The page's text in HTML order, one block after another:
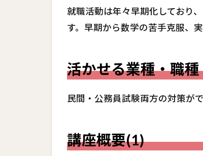
せる
業
種・
講
概
4
講
就職活動は年々早期化しており
す。早期から数学の苦手克服、
活かせる業種・職種
民間・公務員試験両方の対策が
講座概要(1)